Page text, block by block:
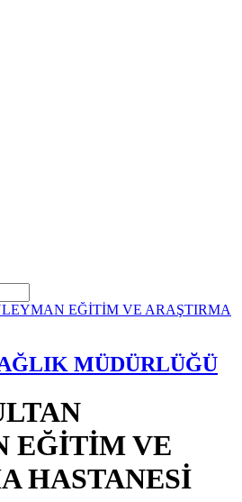
MÜDÜRLÜĞÜ
EĞİTİM VE
HASTANESİ